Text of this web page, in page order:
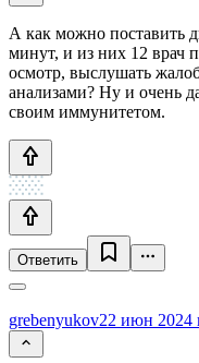
А как можно поставить
минут, и из них 12 врач
осмотр, выслушать
анализами? Ну и очень
своим иммунитетом.
Ответить
grebenyukov22 июн 2024